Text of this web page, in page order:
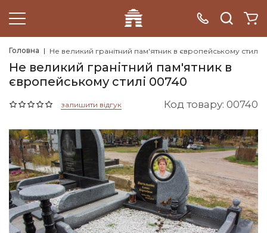
Головна Не великий гранітний пам'ятник в європейському стилі
Не великий гранітний пам'ятник в
європейському стилі 00740
залишити відгук Код товару: 00740